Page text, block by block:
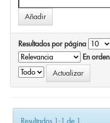
Resultados por página
En orden
Resultados 1-1 de 1.